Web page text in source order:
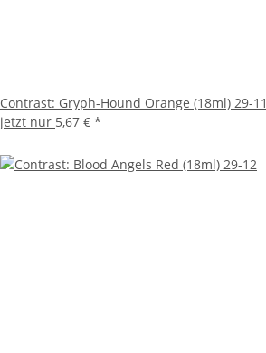
Contrast: Gryph-Hound Orange (18ml) 29-11
jetzt nur 5,67 € *